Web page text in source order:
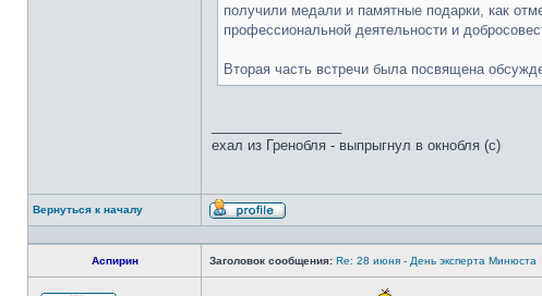
получили медали и памятные подарки, как
профессиональной деятельности и
Вторая часть встречи была посвящена
ехал из Гренобля - выпрыгнул в окнобля (с)
Вернуться к началу
Профиль
Аспирин
Заголовок сообщения: Re: 28 июня - День эксперта Минюста